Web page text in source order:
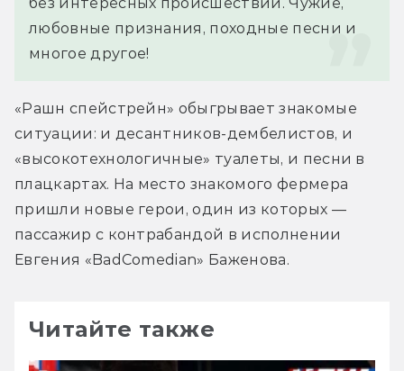
любовные признания, походные песни и
многое другое!
«Рашн спейстрейн» обыгрывает знакомые
ситуации: и десантников-дембелистов, и
«высокотехнологичные» туалеты, и песни в
плацкартах. На место знакомого фермера
пришли новые герои, один из которых —
пассажир с контрабандой в исполнении
Евгения «BadComedian» Баженова.
Читайте также